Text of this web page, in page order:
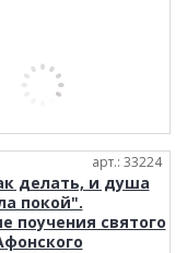
арт.: 33224
делать, и душа
покой".
поучения святого